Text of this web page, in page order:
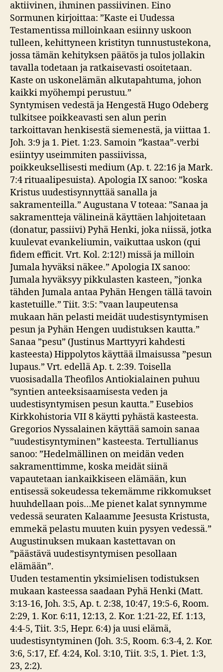
aktiivinen, ihminen passiivinen. Eino
Sormunen kirjoittaa: ”Kaste ei Uudessa
Testamentissa milloinkaan esiinny uskoon
tulleen, kehittyneen kristityn tunnustustekona,
jossa tämän kehityksen päätös ja tulos jollakin
tavalla todetaan ja ratkaisevasti osoitetaan.
Kaste on uskonelämän alkutapahtuma, johon
kaikki myöhempi perustuu.”
Syntymisen vedestä ja Hengestä Hugo Odeberg
tulkitsee poikkeavasti sen alun perin
tarkoittavan henkisestä siemenestä, ja viittaa 1.
Joh. 3:9 ja 1. Piet. 1:23. Samoin ”kastaa”-verbi
esiintyy useimmiten passiivissa,
poikkeuksellisesti medium (Ap. t. 22:16 ja Mark.
7:4 rituaalipesuista). Apologia IX sanoo: ”koska
Kristus uudestisynnyttää sanalla ja
sakramenteilla.” Augustana V toteaa: ”Sanaa ja
sakramentteja välineinä käyttäen lahjoitetaan
(donatur, passiivi) Pyhä Henki, joka niissä, jotka
kuulevat evankeliumin, vaikuttaa uskon (qui
fidem efficit. Vrt. Kol. 2:12!) missä ja milloin
Jumala hyväksi näkee.” Apologia IX sanoo:
Jumala hyväksyy pikkulasten kasteen, ”jonka
tähden Jumala antaa Pyhän Hengen tällä tavoin
kastetuille.” Tiit. 3:5: ”vaan laupeutensa
mukaan hän pelasti meidät uudestisyntymisen
pesun ja Pyhän Hengen uudistuksen kautta.”
Sanaa ”pesu” (Justinus Marttyyri kahdesti
kasteesta) Hippolytos käyttää ilmaisussa ”pesun
lupaus.” Vrt. edellä Ap. t. 2:39. Toisella
vuosisadalla Theofilos Antiokialainen puhuu
”syntien anteeksisaamisesta veden ja
uudestisyntymisen pesun kautta.” Eusebios
Kirkkohistoria VII 8 käytti pyhästä kasteesta.
Gregorios Nyssalainen käyttää samoin sanaa
”uudestisyntyminen” kasteesta. Tertullianus
sanoo: ”Hedelmällinen on meidän veden
sakramenttimme, koska meidät siinä
vapautetaan iankaikkiseen elämään, kun
entisessä sokeudessa tekemämme rikkomukset
huuhdellaan pois…Me pienet kalat synnymme
vedessä seuraten Kalaamme Jeesusta Kristusta,
emmekä pelastu muuten kuin pysyen vedessä.”
Augustinuksen mukaan kastettavan on
”päästävä uudestisyntymisen pesollaan
elämään”.
Uuden testamentin yksimielisen todistuksen
mukaan kasteessa saadaan Pyhä Henki (Matt.
3:13-16, Joh. 3:5, Ap. t. 2:38, 10:47, 19:5-6, Room.
2:29, 1. Kor. 6:11, 12:13, 2. Kor. 1:21-22, Ef. 1:13,
4:4-5, Tiit. 3:5, Hepr. 6:4) ja uusi elämä,
uudestisyntyminen (Joh. 3:5, Room. 6:3-4, 2. Kor.
3:6, 5:17, Ef. 4:24, Kol. 3:10, Tiit. 3:5, 1. Piet. 1:3,
23, 2:2).